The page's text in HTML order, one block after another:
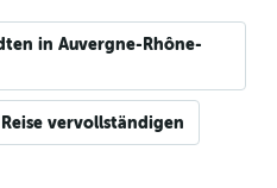
in Auvergne-Rhône-
Reise vervollständigen